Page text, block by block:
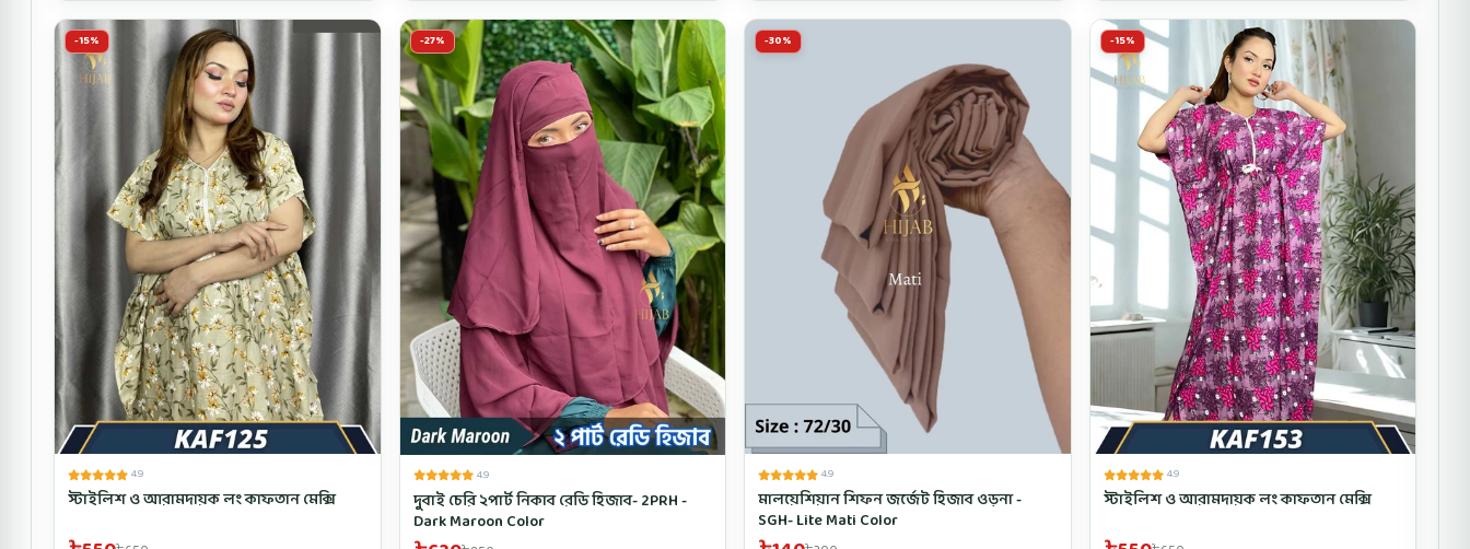
-15%
4.9
স্টাইলিশ ও আরামদায়ক লং কাফতান মেক্সি
-27%
4.9
দুবাই চেরি ২পার্ট নিকাব রেডি হিজাব- 2PRH -
Dark Maroon Color
-30%
4.9
মালয়েশিয়ান শিফন জর্জেট হিজাব ওড়না -
SGH- Lite Mati Color
-15%
4.9
স্টাইলিশ ও আরামদায়ক লং কাফতান মেক্সি